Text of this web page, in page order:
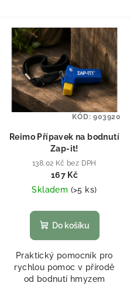
Reimo Přípavek na bodnutí
Zap-it!
138,02 Kč bez DPH
167 Kč
Skladem (>5 ks)
Do košíku
Praktický pomocník pro
rychlou pomoc v přírodě
od bodnutí hmyzem
KÓD:903920